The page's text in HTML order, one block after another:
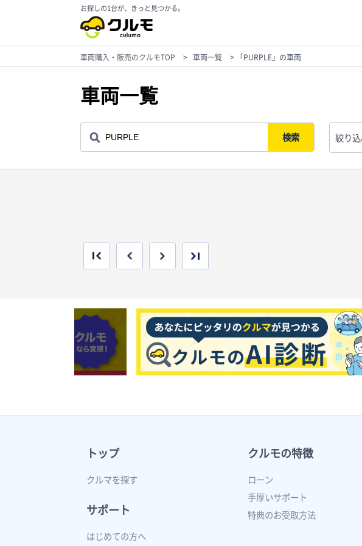
お探しの1台が、きっと見つかる。
車両購入・販売のクルモTOP > 車両一覧 > 「PURPLE」の車両
車両一覧
検索 絞り
トップ
クルマを探す
サポート
はじめての方へ
クルモの特徴
ローン
手厚いサポート
特典のお受取方法